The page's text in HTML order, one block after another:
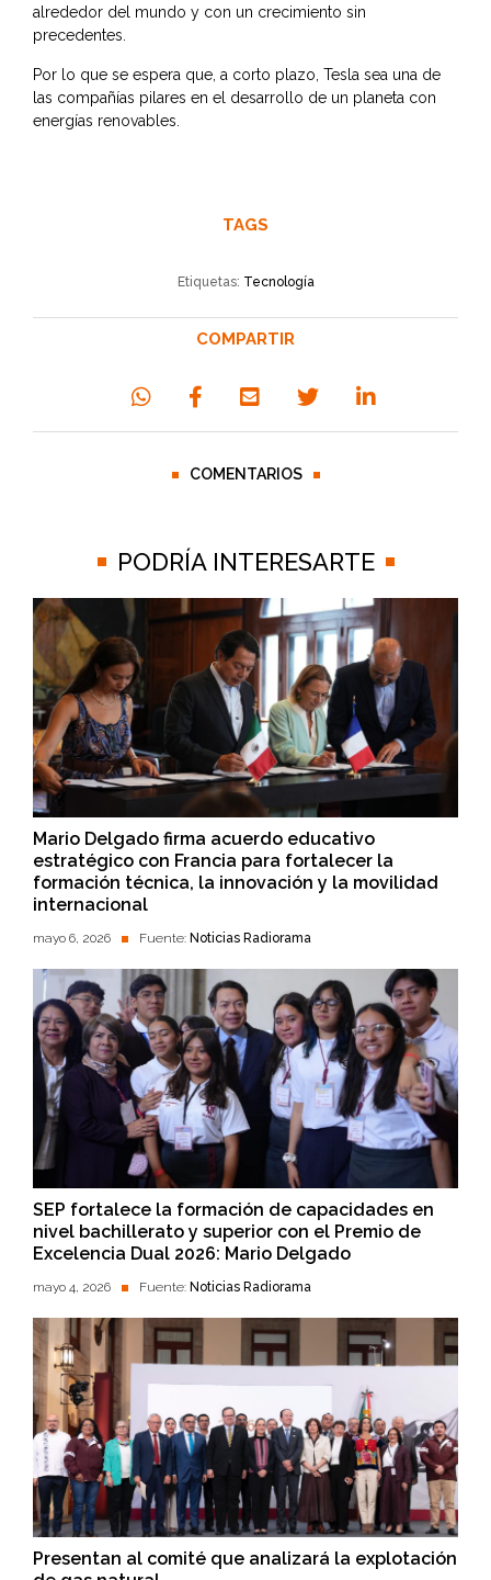
alrededor del mundo y con un crecimiento sin
precedentes.
Por lo que se espera que, a corto plazo, Tesla sea una de
las compañías pilares en el desarrollo de un planeta con
energías renovables.
TAGS
Etiquetas: Tecnología
COMPARTIR
COMENTARIOS
PODRÍA INTERESARTE
Mario Delgado firma acuerdo educativo
estratégico con Francia para fortalecer la
formación técnica, la innovación y la movilidad
internacional
mayo 6, 2026 Fuente: Noticias Radiorama
SEP fortalece la formación de capacidades en
nivel bachillerato y superior con el Premio de
Excelencia Dual 2026: Mario Delgado
mayo 4, 2026 Fuente: Noticias Radiorama
Presentan al comité que analizará la explotación